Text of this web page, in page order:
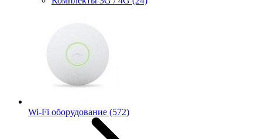
Wi-Fi оборудование (572)